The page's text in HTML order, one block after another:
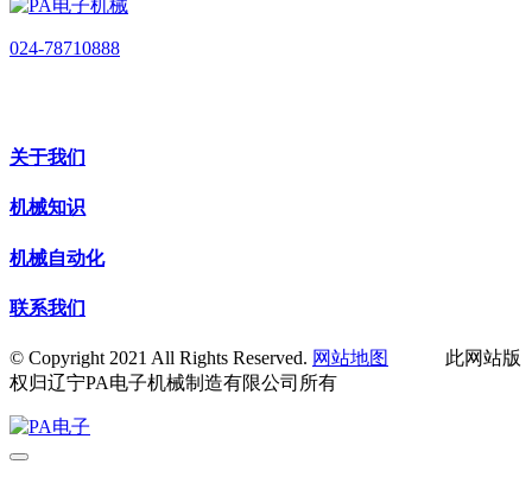
024-78710888
关于我们
机械知识
机械自动化
联系我们
© Copyright 2021 All Rights Reserved. 网站地图
此网站版
权归辽宁PA电子机械制造有限公司所有